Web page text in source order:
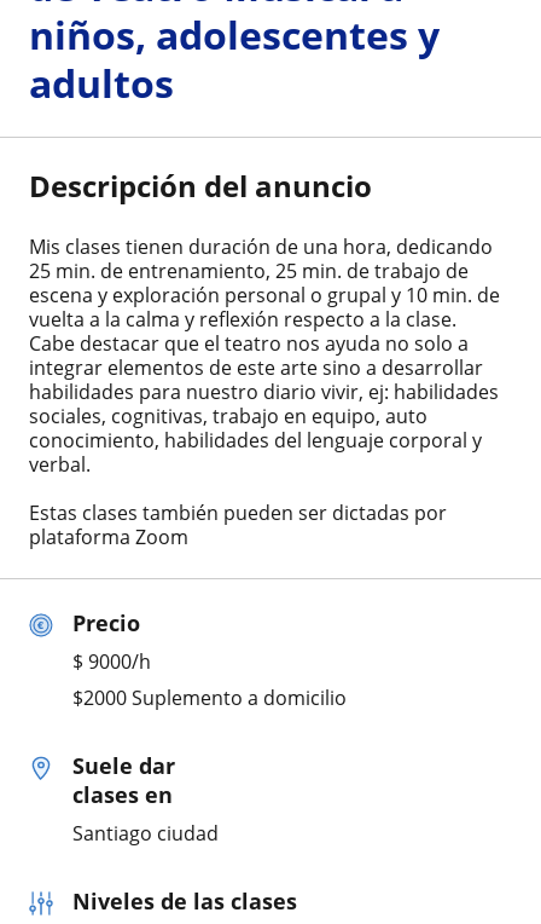
Precio
$ 9000/h
$2000 Suplemento a domicilio
Suele dar
clases en
Santiago ciudad
Niveles de las clases
niños, adolescentes y
adultos
Descripción del anuncio
Mis clases tienen duración de una hora, dedicando
25 min. de entrenamiento, 25 min. de trabajo de
escena y exploración personal o grupal y 10 min. de
vuelta a la calma y reflexión respecto a la clase.
Cabe destacar que el teatro nos ayuda no solo a
integrar elementos de este arte sino a desarrollar
habilidades para nuestro diario vivir, ej: habilidades
sociales, cognitivas, trabajo en equipo, auto
conocimiento, habilidades del lenguaje corporal y
verbal.
Estas clases también pueden ser dictadas por
plataforma Zoom